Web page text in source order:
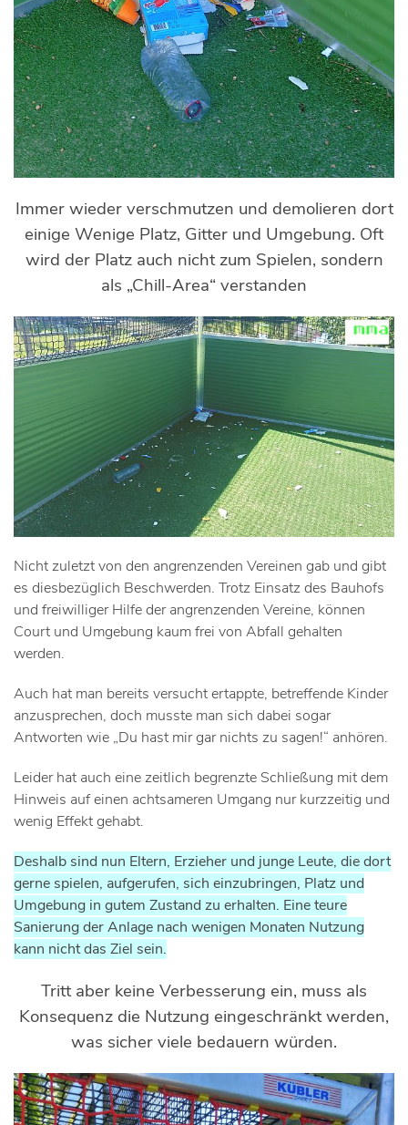
Immer wieder verschmutzen und demolieren dort
einige Wenige Platz, Gitter und Umgebung. Oft
wird der Platz auch nicht zum Spielen, sondern
als „Chill-Area“ verstanden
Nicht zuletzt von den angrenzenden Vereinen gab und gibt
es diesbezüglich Beschwerden. Trotz Einsatz des Bauhofs
und freiwilliger Hilfe der angrenzenden Vereine, können
Court und Umgebung kaum frei von Abfall gehalten
werden.
Auch hat man bereits versucht ertappte, betreffende Kinder
anzusprechen, doch musste man sich dabei sogar
Antworten wie „Du hast mir gar nichts zu sagen!“ anhören.
Leider hat auch eine zeitlich begrenzte Schließung mit dem
Hinweis auf einen achtsameren Umgang nur kurzzeitig und
wenig Effekt gehabt.
Deshalb sind nun Eltern, Erzieher und junge Leute, die dort
gerne spielen, aufgerufen, sich einzubringen, Platz und
Umgebung in gutem Zustand zu erhalten. Eine teure
Sanierung der Anlage nach wenigen Monaten Nutzung
kann nicht das Ziel sein.
Tritt aber keine Verbesserung ein, muss als
Konsequenz die Nutzung eingeschränkt werden,
was sicher viele bedauern würden.